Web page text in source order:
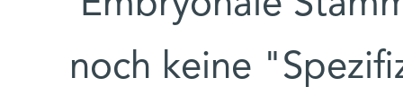
noch keine